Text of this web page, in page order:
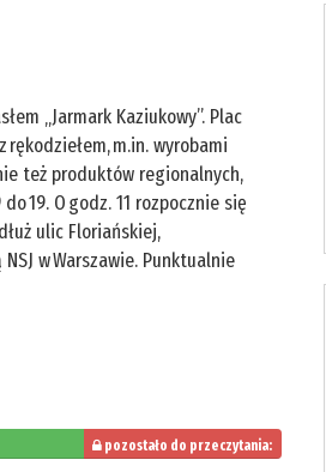
„Jarmark Kaziukowy”. Plac
m.in. wyrobami
też produktów regionalnych,
19. O godz. 11 rozpocznie się
ulic Floriańskiej,
w Warszawie. Punktualnie
pozostało do przeczytania: